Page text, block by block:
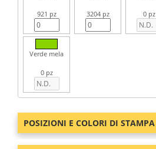
921 pz 3204 pz 0 pz
Verde mela
0 pz
POSIZIONI E COLORI DI STAMPA